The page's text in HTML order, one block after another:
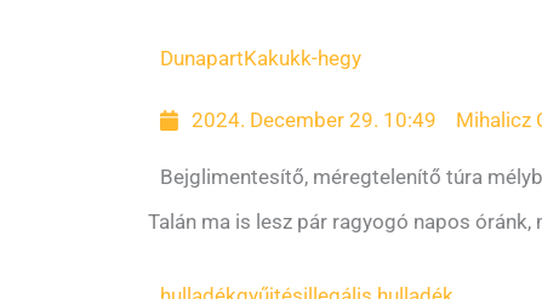
DunapartKakukk-hegy
2024. December 29. 10:49 Mihalicz
Bejglimentesítő, méregtelenítő túra
Talán ma is lesz pár ragyogó napos